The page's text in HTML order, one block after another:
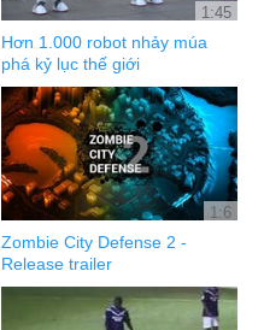
1:45
Hơn 1.000 robot nhảy múa
phá kỷ lục thế giới
1:6
Zombie City Defense 2 -
Release trailer